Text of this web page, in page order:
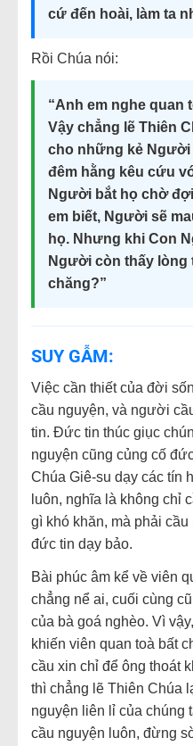
cứ đến hoài, làm ta
Rồi Chúa nói:
“Anh em nghe quan
Vậy chẳng lẽ Thiên
cho những kẻ Người
đêm hằng kêu cứu
Người bắt họ chờ
em biết, Người sẽ
họ. Nhưng khi Con
Người còn thấy lòng
chăng?”
SUY GẪM:
Việc cần thiết của đời
cầu nguyện, và người
tin. Đức tin thúc giục
nguyện cũng củng cố
Chúa Giê-su dạy các tín
luôn, nghĩa là không chỉ
gì khó khăn, mà phải
đức tin dạy bảo.
Bài phúc âm kể về viên
chẳng nể ai, cuối cùng
của bà goá nghèo. Vì
khiến viên quan toà bất
cầu xin chỉ để ông thoát
thì chẳng lẽ Thiên Chúa
nguyện liên lỉ của chúng
cầu nguyện luôn, đừng